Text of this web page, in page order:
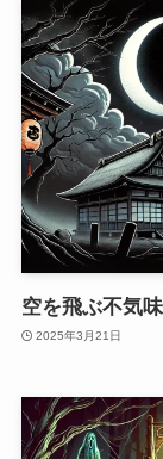
空を飛ぶ不気
2025年3月21日